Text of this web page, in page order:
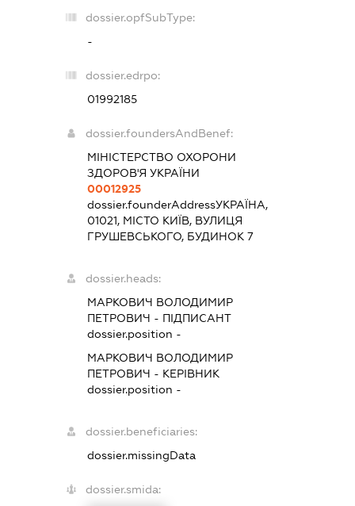
dossier.opfSubType:
-
dossier.edrpo:
01992185
dossier.foundersAndBenef:
МІНІСТЕРСТВО ОХОРОНИ
ЗДОРОВ'Я УКРАЇНИ
00012925
dossier.founderAddressУКРАЇНА,
01021, МІСТО КИЇВ, ВУЛИЦЯ
ГРУШЕВСЬКОГО, БУДИНОК 7
dossier.heads:
МАРКОВИЧ ВОЛОДИМИР
ПЕТРОВИЧ - ПІДПИСАНТ
dossier.position -
МАРКОВИЧ ВОЛОДИМИР
ПЕТРОВИЧ - КЕРІВНИК
dossier.position -
dossier.beneficiaries:
dossier.missingData
dossier.smida: